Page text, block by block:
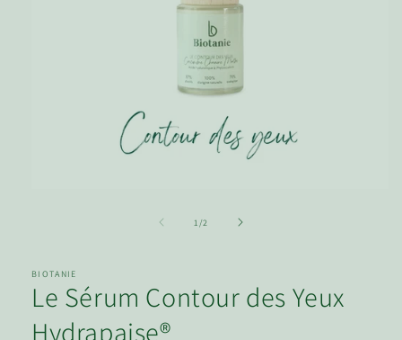
1 /de2
BIOTANIE
Le Sérum Contour des Yeux
Hydrapaise®